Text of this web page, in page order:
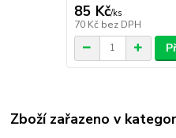
85 Kč/ks
70 Kč bez DPH
Zboží zařazeno v